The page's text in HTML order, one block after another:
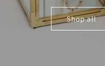
Shop all